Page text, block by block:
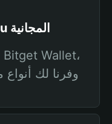
اربح توزيعات kiroku المجانية
وفرنا لك